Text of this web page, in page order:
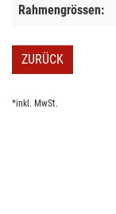
Rahmengrössen:
ZURÜCK
*inkl. MwSt.